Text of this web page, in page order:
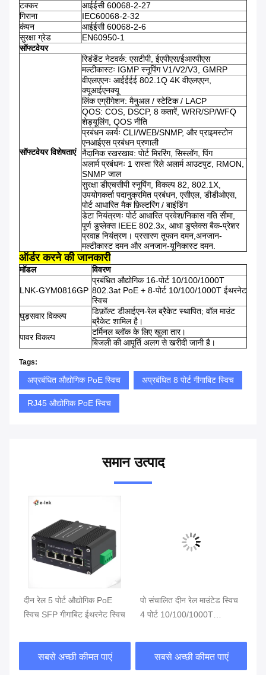
टक्कर
आईईसी 60068-2-27
गिराना
IEC60068-2-32
कंपन
आईईसी 60068-2-6
सुरक्षा ग्रेड
EN60950-1
सॉफ्टवेयर
सॉफ्टवेयर विशेषताएं
रिडंडेंट नेटवर्क: एसटीपी, ईएपीएस/ईआरपीएस
मल्टीकास्टः IGMP स्नूपिंग V1/V2/V3, GMRP
वीएलएएनः आईईईई 802.1Q 4K वीएलएएन,
क्यूआईएनक्यू
लिंक एग्रीगेशन: मैनुअल / स्टेटिक / LACP
QOS: COS, DSCP, 8 कतारें, WRR/SP/WFQ
शेड्यूलिंग, QOS नीति
प्रबंधन कार्यः CLI/WEB/SNMP, और प्राइमस्टोन
एनआईएस प्रबंधन प्रणाली
नैदानिक रखरखाव: पोर्ट मिररिंग, सिस्लॉग, पिंग
अलार्म प्रबंधनः 1 रास्ता रिले अलार्म आउटपुट, RMON,
SNMP जाल
सुरक्षा डीएचसीपी स्नूपिंग, विकल्प 82, 802.1X,
उपयोगकर्ता पदानुक्रमित प्रबंधन, एसीएल, डीडीओएस,
पोर्ट आधारित मैक फ़िल्टरिंग / बाइंडिंग
डेटा नियंत्रणः पोर्ट आधारित प्रवेश/निकास गति सीमा,
पूर्ण डुप्लेक्स IEEE 802.3x, आधा डुप्लेक्स बैक-प्रेशर
प्रवाह नियंत्रण। प्रसारण तूफान दमन,अनजान-
मल्टीकास्ट दमन और अनजान-यूनिकास्ट दमन.
ऑर्डर करने की जानकारी
मॉडल विवरण
LNK-GYM0816GP
प्रबंधित औद्योगिक 16-पोर्ट 10/100/1000T
802.3at PoE + 8-पोर्ट 10/100/1000T ईथरनेट
स्विच
घुड़सवार विकल्प
डिफ़ॉल्ट डीआईएन-रेल ब्रैकेट स्थापित; वॉल माउंट
ब्रैकेट शामिल है।
पावर विकल्प
टर्मिनल ब्लॉक के लिए खुला तार।
बिजली की आपूर्ति अलग से खरीदी जानी है।
Tags:
अप्रबंधित औद्योगिक PoE स्विच अप्रबंधित 8 पोर्ट गीगाबिट स्विच
RJ45 औद्योगिक PoE स्विच
समान उत्पाद
दीन रेल 5 पोर्ट औद्योगिक PoE
स्विच SFP गीगाबिट ईथरनेट स्विच
सबसे अच्छी कीमत पाएं
पो संचालित दीन रेल माउंटेड स्विच
4 पोर्ट 10/100/1000T
सबसे अच्छी कीमत पाएं